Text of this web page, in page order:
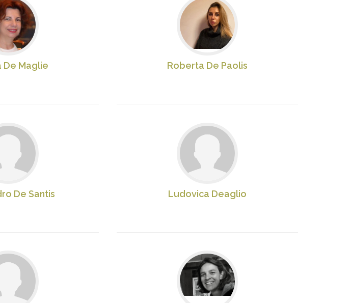
De Maglie Roberta De Paolis
De Santis Ludovica Deaglio